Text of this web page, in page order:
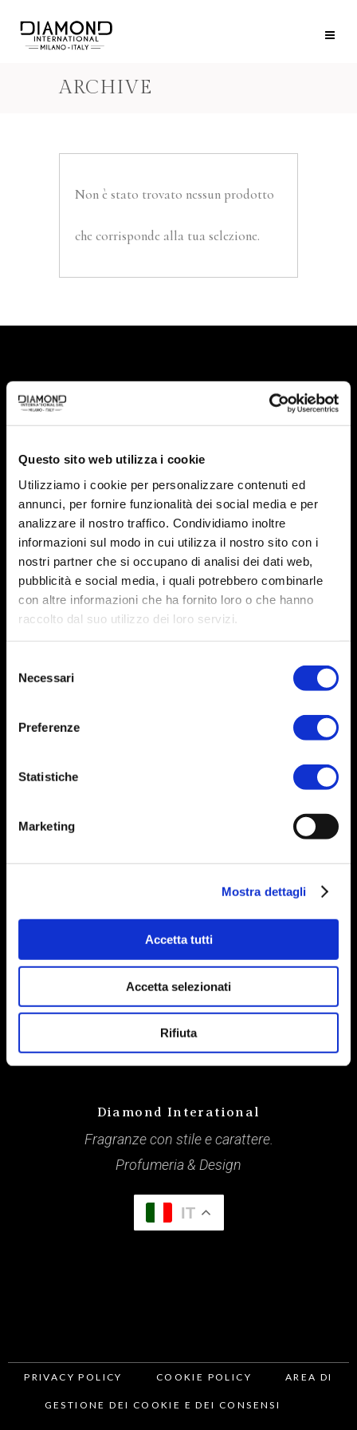
Questo sito web utilizza i cookie
Utilizziamo i cookie per personalizzare contenuti ed
annunci, per fornire funzionalità dei social media e per
analizzare il nostro traffico. Condividiamo inoltre
informazioni sul modo in cui utilizza il nostro sito con i
nostri partner che si occupano di analisi dei dati web,
pubblicità e social media, i quali potrebbero combinarle
con altre informazioni che ha fornito loro o che hanno
raccolto dal suo utilizzo dei loro servizi.
delNecessari
Preferenze
Statistiche
Marketing
Mostra dettagli
Accetta tutti
Accetta selezionati
Rifiuta
ARCHIVE
Non è stato trovato nessun prodotto
che corrisponde alla tua selezione.
Contact
E-mail:info@diamondint.it
DIAMOND International / P. IVA: 09166840968 /
Capitale Sociale: € 10.000 / © 2021 Tutti i diritti riservati.
Creditswww.lamponemedia.it
La fragranza giusta riflette il carattere
esprime lo stile, svela l'essenza.
Diamond Interational
Fragranze con stile e carattere.
Profumeria & Design
IT
PRIVACY POLICY COOKIE POLICY AREA DI
GESTIONE DEI COOKIE E DEI CONSENSI